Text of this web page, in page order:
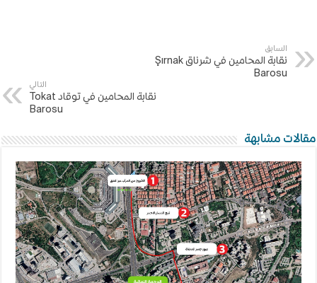
السابق
نقابة المحامين في شرناق Şırnak
Barosu
التالي
نقابة المحامين في توقاد Tokat
Barosu
مقالات مشابهة